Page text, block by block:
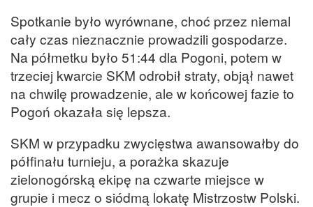
Spotkanie było wyrównane, choć przez niemal
cały czas nieznacznie prowadzili gospodarze.
Na półmetku było 51:44 dla Pogoni, potem w
trzeciej kwarcie SKM odrobił straty, objął nawet
na chwilę prowadzenie, ale w końcowej fazie to
Pogoń okazała się lepsza.
SKM w przypadku zwycięstwa awansowałby do
półfinału turnieju, a porażka skazuje
zielonogórską ekipę na czwarte miejsce w
grupie i mecz o siódmą lokatę Mistrzostw Polski.